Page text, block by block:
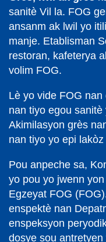
sanitè Vil la. FOG
ansanm ak lwil yo
manje. Etablisman
restoran, kafeterya
volim FOG.
Lè yo vide FOG
nan tiyo egou
Akimilasyon grès
nan tiyo yo epi
Pou anpeche sa,
yo pou yo jwenn
Egzeyat FOG
enspektè nan
enspeksyon
dosye sou